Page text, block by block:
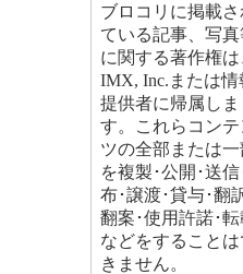
ブロコリに掲載さ
ている記事、写真
に関する著作権は
IMX, Inc.または情
提供者に帰属しま
す。これらコンテ
ツの全部または一
を複製･公開･送信
布･譲渡･貸与･翻
翻案･使用許諾･転
などをすることは
きません。